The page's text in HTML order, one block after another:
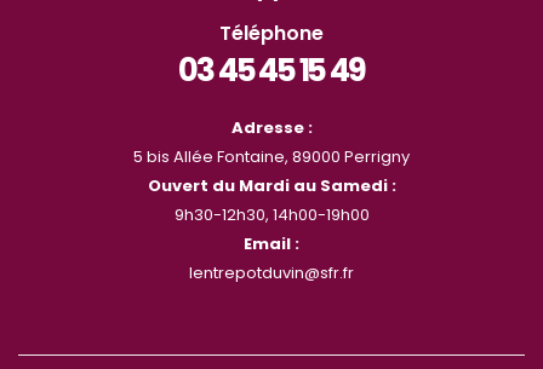
Téléphone
03 45 45 15 49
Adresse :
5 bis Allée Fontaine, 89000 Perrigny
Ouvert du Mardi au Samedi :
9h30-12h30, 14h00-19h00
Email :
lentrepotduvin@sfr.fr